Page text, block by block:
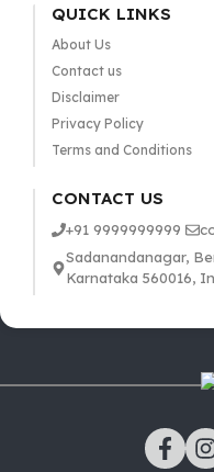
QUICK LINKS
About Us
Contact us
Disclaimer
Privacy Policy
Terms and Conditions
CONTACT US
+91 9999999999
Sadanandanagar,
Karnataka 560016,